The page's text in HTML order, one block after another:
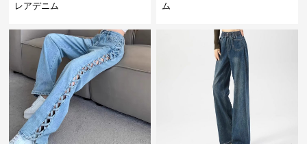
レアデニム
ム